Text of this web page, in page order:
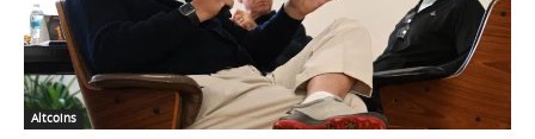
Altcoins